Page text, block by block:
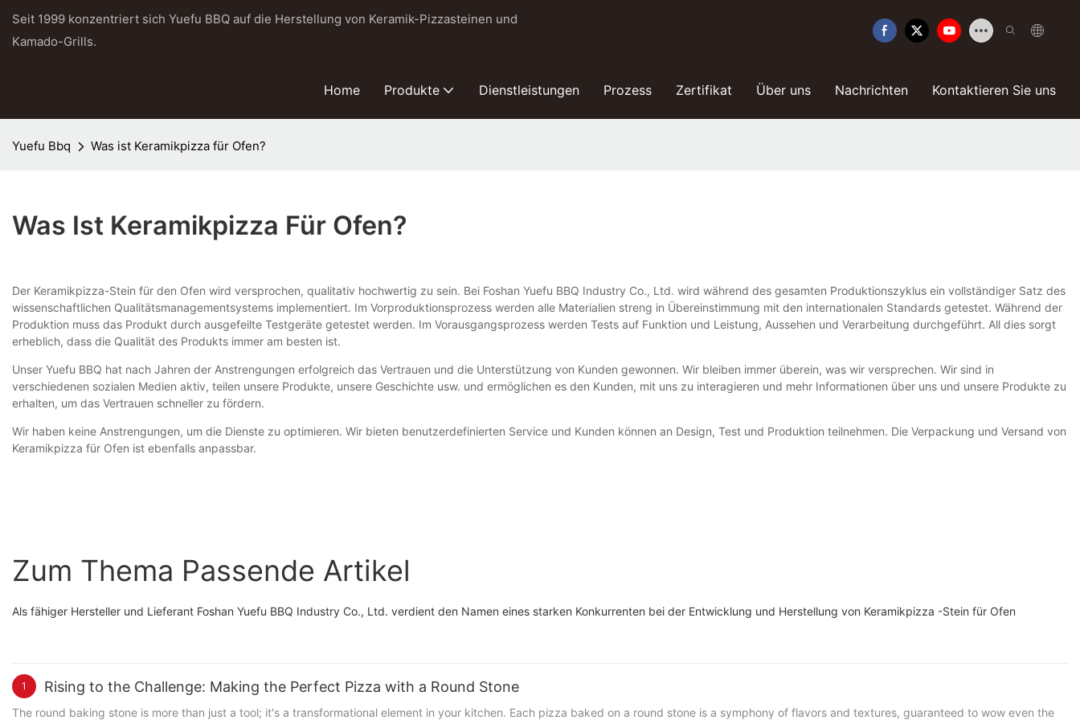
Seit 1999 konzentriert sich Yuefu BBQ auf die Herstellung von Keramik-Pizzasteinen und
Kamado-Grills.
Home Produkte Dienstleistungen Prozess Zertifikat Über uns Nachrichten Kontaktieren Sie uns
Yuefu Bbq Was ist Keramikpizza für Ofen?
Was Ist Keramikpizza Für Ofen?
Der Keramikpizza-Stein für den Ofen wird versprochen, qualitativ hochwertig zu sein. Bei Foshan Yuefu BBQ Industry Co., Ltd. wird während des gesamten Produktionszyklus ein vollständiger Satz des
wissenschaftlichen Qualitätsmanagementsystems implementiert. Im Vorproduktionsprozess werden alle Materialien streng in Übereinstimmung mit den internationalen Standards getestet. Während der
Produktion muss das Produkt durch ausgefeilte Testgeräte getestet werden. Im Vorausgangsprozess werden Tests auf Funktion und Leistung, Aussehen und Verarbeitung durchgeführt. All dies sorgt
erheblich, dass die Qualität des Produkts immer am besten ist.
Unser Yuefu BBQ hat nach Jahren der Anstrengungen erfolgreich das Vertrauen und die Unterstützung von Kunden gewonnen. Wir bleiben immer überein, was wir versprechen. Wir sind in
verschiedenen sozialen Medien aktiv, teilen unsere Produkte, unsere Geschichte usw. und ermöglichen es den Kunden, mit uns zu interagieren und mehr Informationen über uns und unsere Produkte zu
erhalten, um das Vertrauen schneller zu fördern.
Wir haben keine Anstrengungen, um die Dienste zu optimieren. Wir bieten benutzerdefinierten Service und Kunden können an Design, Test und Produktion teilnehmen. Die Verpackung und Versand von
Keramikpizza für Ofen ist ebenfalls anpassbar.
Zum Thema Passende Artikel
Als fähiger Hersteller und Lieferant Foshan Yuefu BBQ Industry Co., Ltd. verdient den Namen eines starken Konkurrenten bei der Entwicklung und Herstellung von Keramikpizza -Stein für Ofen
1 Rising to the Challenge: Making the Perfect Pizza with a Round Stone
The round baking stone is more than just a tool; it's a transformational element in your kitchen. Each pizza baked on a round stone is a symphony of flavors and textures, guaranteed to wow even the